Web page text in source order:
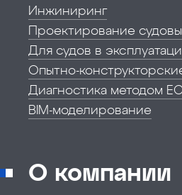
Инжиниринг
Проектирование
Для судов в
Опытно-
Диагностика методом
BIM-моделирование
О компании